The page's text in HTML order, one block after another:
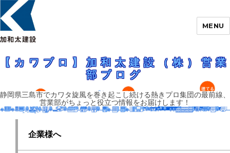
【カワブロ】加和太建設（株）営業部ブロ
グ
MENU
【カワブロ】加和太建設（株）営業
部ブログ
静岡県三島市でカワタ旋風を巻き起こし続ける熱きプロ集団の最前線、
営業部がちょっと役立つ情報をお届けします！
企業様へ